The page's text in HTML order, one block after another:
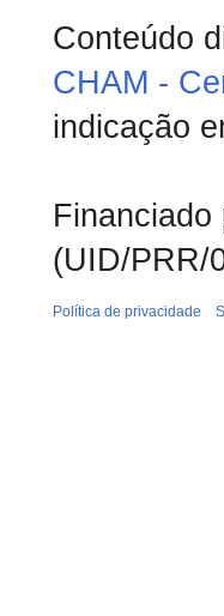
Conteúdo
CHAM -
indicação
(UID/PRR/
Política de privacidade